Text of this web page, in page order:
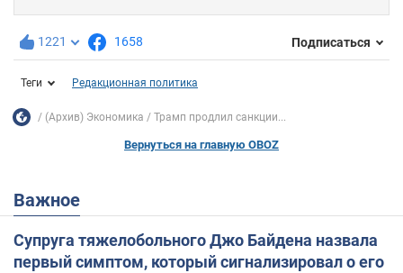
1221 1658 Подписаться
Теги Редакционная политика
(Архив) Экономика Трамп продлил санкции...
Вернуться на главную OBOZ
Важное
Супруга тяжелобольного Джо Байдена назвала
первый симптом, который сигнализировал о его